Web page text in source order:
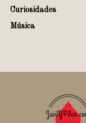
Curiosidades
Música